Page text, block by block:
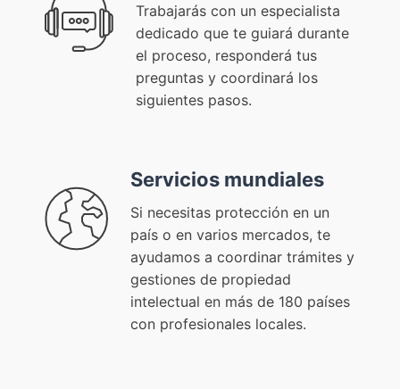
Trabajarás con un especialista
dedicado que te guiará durante
el proceso, responderá tus
preguntas y coordinará los
siguientes pasos.
Servicios mundiales
Si necesitas protección en un
país o en varios mercados, te
ayudamos a coordinar trámites y
gestiones de propiedad
intelectual en más de 180 países
con profesionales locales.